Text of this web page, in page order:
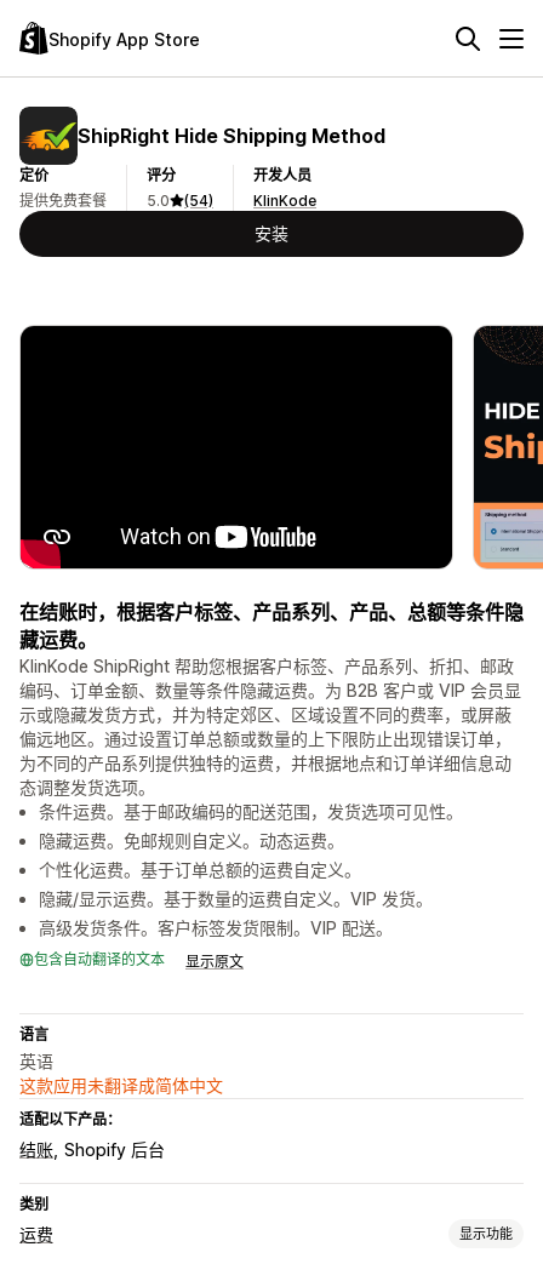
Shopify App Store
ShipRight Hide Shipping Method
定价
提供免费套餐
评分
5.0
(54)
开发人员
KlinKode
安装
在结账时，根据客户标签、产品系列、产品、总额等条件隐
藏运费。
KlinKode ShipRight 帮助您根据客户标签、产品系列、折扣、邮政
编码、订单金额、数量等条件隐藏运费。为 B2B 客户或 VIP 会员显
示或隐藏发货方式，并为特定郊区、区域设置不同的费率，或屏蔽
偏远地区。通过设置订单总额或数量的上下限防止出现错误订单，
为不同的产品系列提供独特的运费，并根据地点和订单详细信息动
态调整发货选项。
条件运费。基于邮政编码的配送范围，发货选项可见性。
隐藏运费。免邮规则自定义。动态运费。
个性化运费。基于订单总额的运费自定义。
隐藏/显示运费。基于数量的运费自定义。VIP 发货。
高级发货条件。客户标签发货限制。VIP 配送。
包含自动翻译的文本 显示原文
语言
英语
这款应用未翻译成简体中文
适配以下产品：
结账 Shopify 后台
类别
运费 显示功能